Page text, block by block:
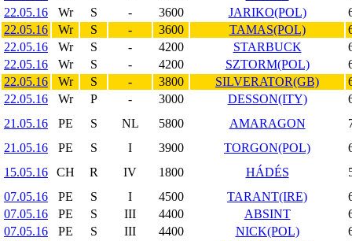
22.05.16
Wr S - 3600 JARIKO(POL)
22.05.16
Wr S - 3600 TAMAS(POL)
22.05.16
Wr S - 4200 STARBUCK
22.05.16
Wr S - 4200 SZTORM(POL)
22.05.16
Wr S - 3800 SILVERATOR(GB)
22.05.16
Wr P - 3000 DESSON(ITY)
21.05.16
PE S NL 5800 AMARAGON
21.05.16
PE S I 3900 TORGON(POL)
15.05.16
CH R IV 1800 HÁDÉS
07.05.16
PE S I 4500 TARANT(IRE)
07.05.16
PE S III 4400 ABSINT
07.05.16
PE S III 4400 NICK(POL)